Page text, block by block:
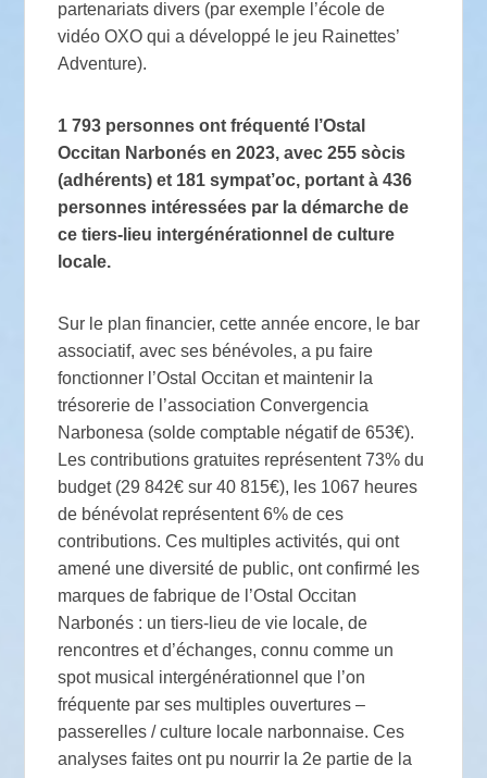
partenariats divers (par exemple l’école de
vidéo OXO qui a développé le jeu Rainettes’
Adventure).
1 793 personnes ont fréquenté l’Ostal
Occitan Narbonés en 2023, avec 255 sòcis
(adhérents) et 181 sympat’oc, portant à 436
personnes intéressées par la démarche de
ce tiers-lieu intergénérationnel de culture
locale.
Sur le plan financier, cette année encore, le bar
associatif, avec ses bénévoles, a pu faire
fonctionner l’Ostal Occitan et maintenir la
trésorerie de l’association Convergencia
Narbonesa (solde comptable négatif de 653€).
Les contributions gratuites représentent 73% du
budget (29 842€ sur 40 815€), les 1067 heures
de bénévolat représentent 6% de ces
contributions. Ces multiples activités, qui ont
amené une diversité de public, ont confirmé les
marques de fabrique de l’Ostal Occitan
Narbonés : un tiers-lieu de vie locale, de
rencontres et d’échanges, connu comme un
spot musical intergénérationnel que l’on
fréquente par ses multiples ouvertures –
passerelles / culture locale narbonnaise. Ces
analyses faites ont pu nourrir la 2e partie de la